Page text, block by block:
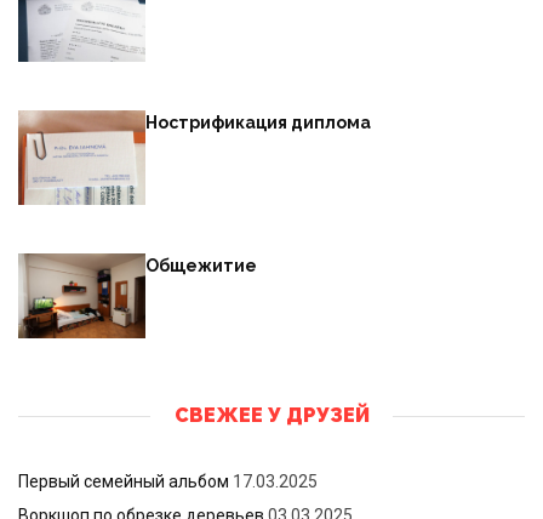
Нострификация диплома
Общежитие
СВЕЖЕЕ У ДРУЗЕЙ
Первый семейный альбом 17.03.2025